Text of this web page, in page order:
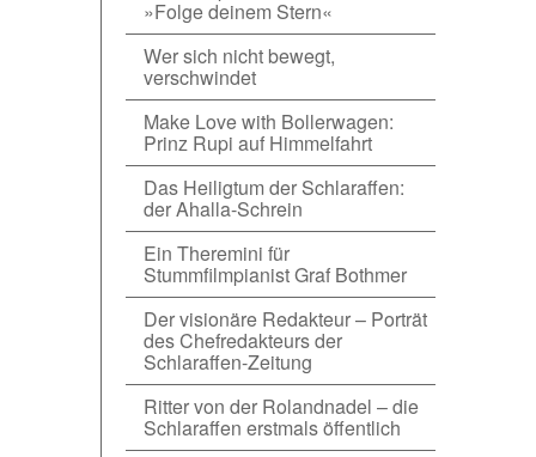
»Folge deinem Stern«
Wer sich nicht bewegt,
verschwindet
Make Love with Bollerwagen:
Prinz Rupi auf Himmelfahrt
Das Heiligtum der Schlaraffen:
der Ahalla-Schrein
Ein Theremini für
Stummfilmpianist Graf Bothmer
Der visionäre Redakteur – Porträt
des Chefredakteurs der
Schlaraffen-Zeitung
Ritter von der Rolandnadel – die
Schlaraffen erstmals öffentlich